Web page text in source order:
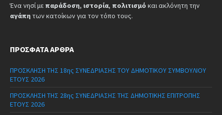
Ένα νησί με παράδοση, ιστορία, πολιτισμό και ακλόνητη την
αγάπη των κατοίκων για τον τόπο τους.
ΠΡΌΣΦΑΤΑ ΆΡΘΡΑ
ΠΡΟΣΚΛΗΣΗ ΤΗΣ 18ης ΣΥΝΕΔΡΙΑΣΗΣ ΤΟΥ ΔΗΜΟΤΙΚΟΥ ΣΥΜΒΟΥΛΙΟΥ
ΕΤΟΥΣ 2026
ΠΡΟΣΚΛΗΣΗ ΤΗΣ 28ης ΣΥΝΕΔΡΙΑΣΗΣ ΤΗΣ ΔΗΜΟΤΙΚΗΣ ΕΠΙΤΡΟΠΗΣ
ΕΤΟΥΣ 2026